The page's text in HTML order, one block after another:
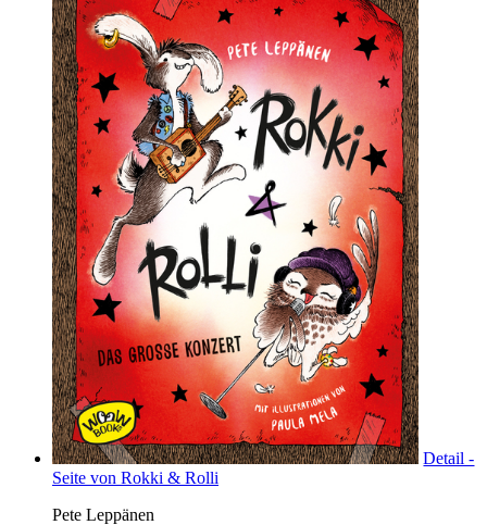
Detail -
Seite von Rokki & Rolli
Pete Leppänen